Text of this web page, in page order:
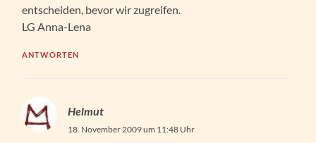
entscheiden, bevor wir zugreifen.
LG Anna-Lena
ANTWORTEN
Helmut
18. November 2009 um 11:48 Uhr